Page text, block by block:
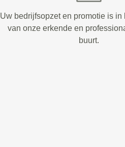
Uw bedrijfsopzet en promotie is in
van onze erkende en
buurt.